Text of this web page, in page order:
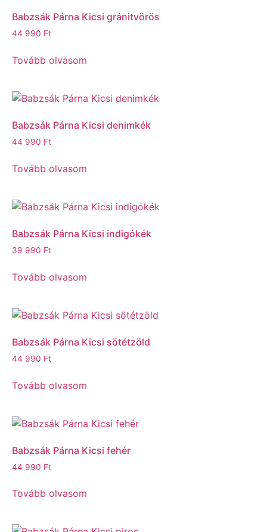
Babzsák Párna Kicsi gránitvörös
44 990 Ft
Tovább olvasom
Babzsák Párna Kicsi denimkék
44 990 Ft
Tovább olvasom
Babzsák Párna Kicsi indigókék
39 990 Ft
Tovább olvasom
Babzsák Párna Kicsi sötétzöld
44 990 Ft
Tovább olvasom
Babzsák Párna Kicsi fehér
44 990 Ft
Tovább olvasom